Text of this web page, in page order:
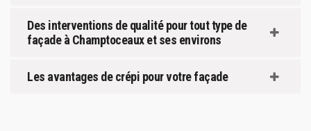
Des interventions de qualité pour tout type de
façade à Champtoceaux et ses environs
Les avantages de crépi pour votre façade